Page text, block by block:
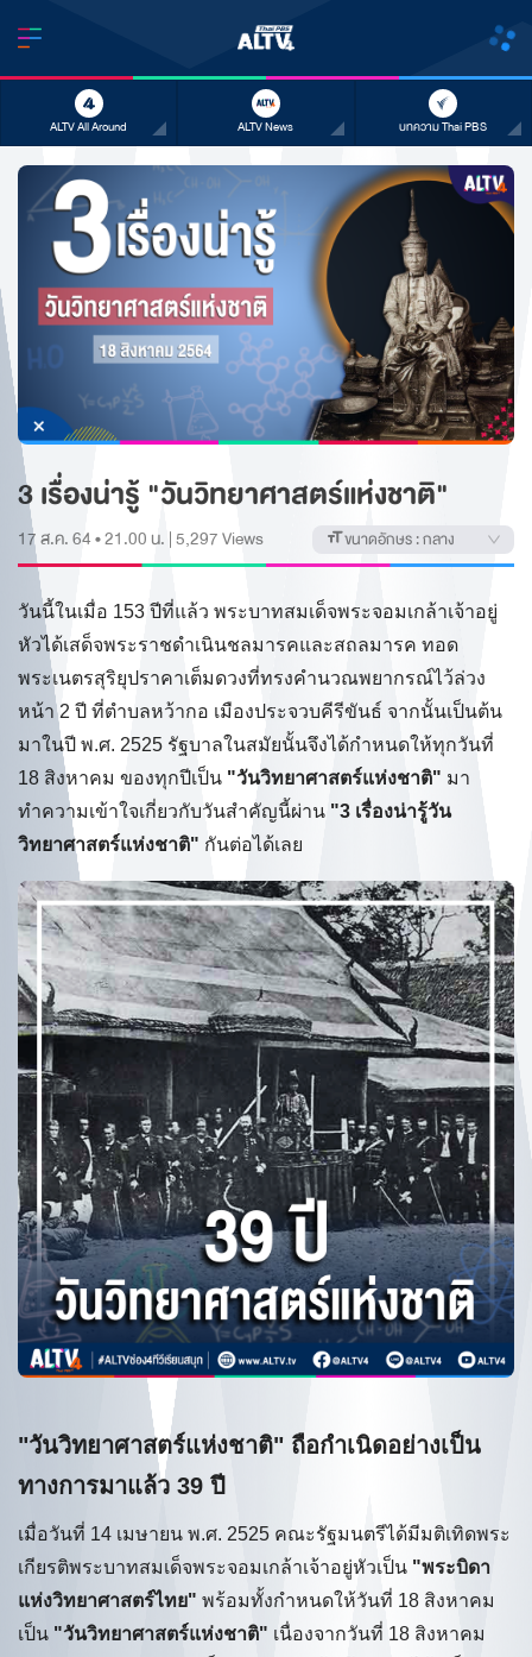
ALTV All Around ALTV News บทความ Thai PBS
3 เรื่องน่ารู้ "วันวิทยาศาสตร์แห่งชาติ"
17 ส.ค. 64 • 21.00 น. |5,297Views ขนาดอักษร :กลาง
วันนี้ในเมื่อ 153 ปีที่แล้ว พระบาทสมเด็จพระจอมเกล้าเจ้าอยู่
หัวได้เสด็จพระราชดำเนินชลมารคและสถลมารค ทอด
พระเนตรสุริยุปราคาเต็มดวงที่ทรงคำนวณพยากรณ์ไว้ล่วง
หน้า 2 ปี ที่ตำบลหว้ากอ เมืองประจวบคีรีขันธ์ จากนั้นเป็นต้น
มาในปี พ.ศ. 2525 รัฐบาลในสมัยนั้นจึงได้กำหนดให้ทุกวันที่
18 สิงหาคม ของทุกปีเป็น "วันวิทยาศาสตร์แห่งชาติ" มา
ทำความเข้าใจเกี่ยวกับวันสำคัญนี้ผ่าน "3 เรื่องน่ารู้วัน
วิทยาศาสตร์แห่งชาติ" กันต่อได้เลย
"วันวิทยาศาสตร์แห่งชาติ" ถือกำเนิดอย่างเป็น
ทางการมาแล้ว 39 ปี
เมื่อวันที่ 14 เมษายน พ.ศ. 2525 คณะรัฐมนตรีได้มีมติเทิดพระ
เกียรติพระบาทสมเด็จพระจอมเกล้าเจ้าอยู่หัวเป็น "พระบิดา
แห่งวิทยาศาสตร์ไทย" พร้อมทั้งกำหนดให้วันที่ 18 สิงหาคม
เป็น "วันวิทยาศาสตร์แห่งชาติ" เนื่องจากวันที่ 18 สิงหาคม